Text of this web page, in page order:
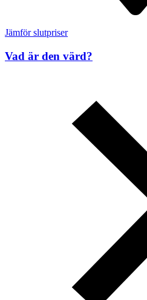
Jämför slutpriser
Vad är den värd?